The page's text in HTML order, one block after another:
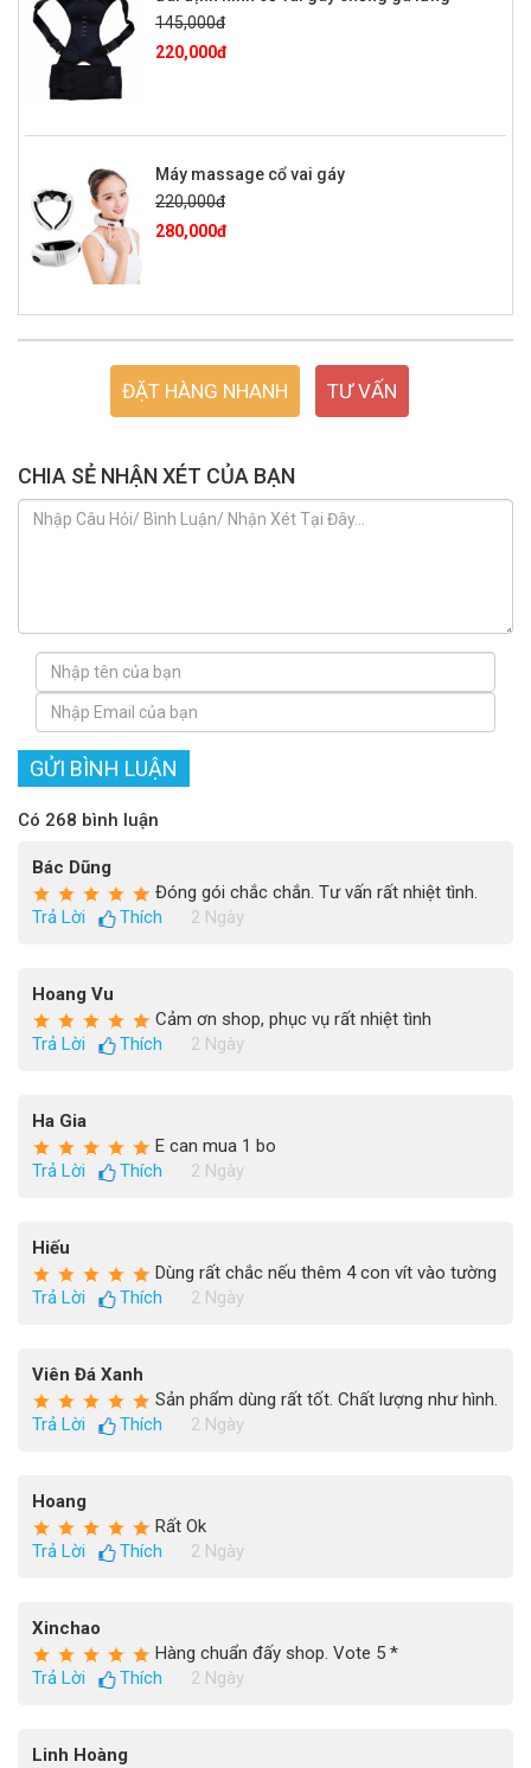
145,000đ
220,000đ
Máy massage cổ vai gáy
220,000đ
280,000đ
ĐẶT HÀNG NHANH TƯ VẤN
CHIA SẺ NHẬN XÉT CỦA BẠN
GỬI BÌNH LUẬN
Có 268 bình luận
Bác Dũng
Đóng gói chắc chắn. Tư vấn rất nhiệt tình.
Trả Lời
Thích 2 Ngày
Hoang Vu
Cảm ơn shop, phục vụ rất nhiệt tình
Trả Lời
Thích 2 Ngày
Ha Gia
E can mua 1 bo
Trả Lời
Thích 2 Ngày
Hiếu
Dùng rất chắc nếu thêm 4 con vít vào tường
Trả Lời
Thích 2 Ngày
Viên Đá Xanh
Sản phẩm dùng rất tốt. Chất lượng như hình.
Trả Lời
Thích 2 Ngày
Hoang
Rất Ok
Trả Lời
Thích 2 Ngày
Xinchao
Hàng chuẩn đấy shop. Vote 5 *
Trả Lời
Thích 2 Ngày
Linh Hoàng